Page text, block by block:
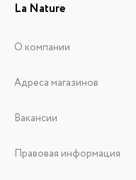
La Nature
О компании
Адреса магазинов
Вакансии
Правовая информация